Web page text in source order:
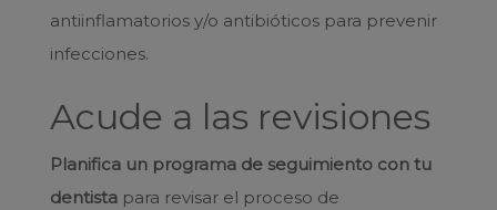
antiinflamatorios y/o antibióticos para prevenir
infecciones.
Acude a las revisiones
Planifica un programa de seguimiento con tu
dentista para revisar el proceso de